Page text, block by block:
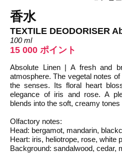
香水
TEXTILE DEODORISER
100 ml
15 000 ポイント
Absolute Linen | A fresh and
atmosphere. The vegetal notes
the senses. Its floral heart
elegance of iris and rose. A
blends into the soft, creamy
Olfactory notes:
Head: bergamot, mandarin,
Heart: iris, heliotrope, rose, white
Background: sandalwood, cedar,